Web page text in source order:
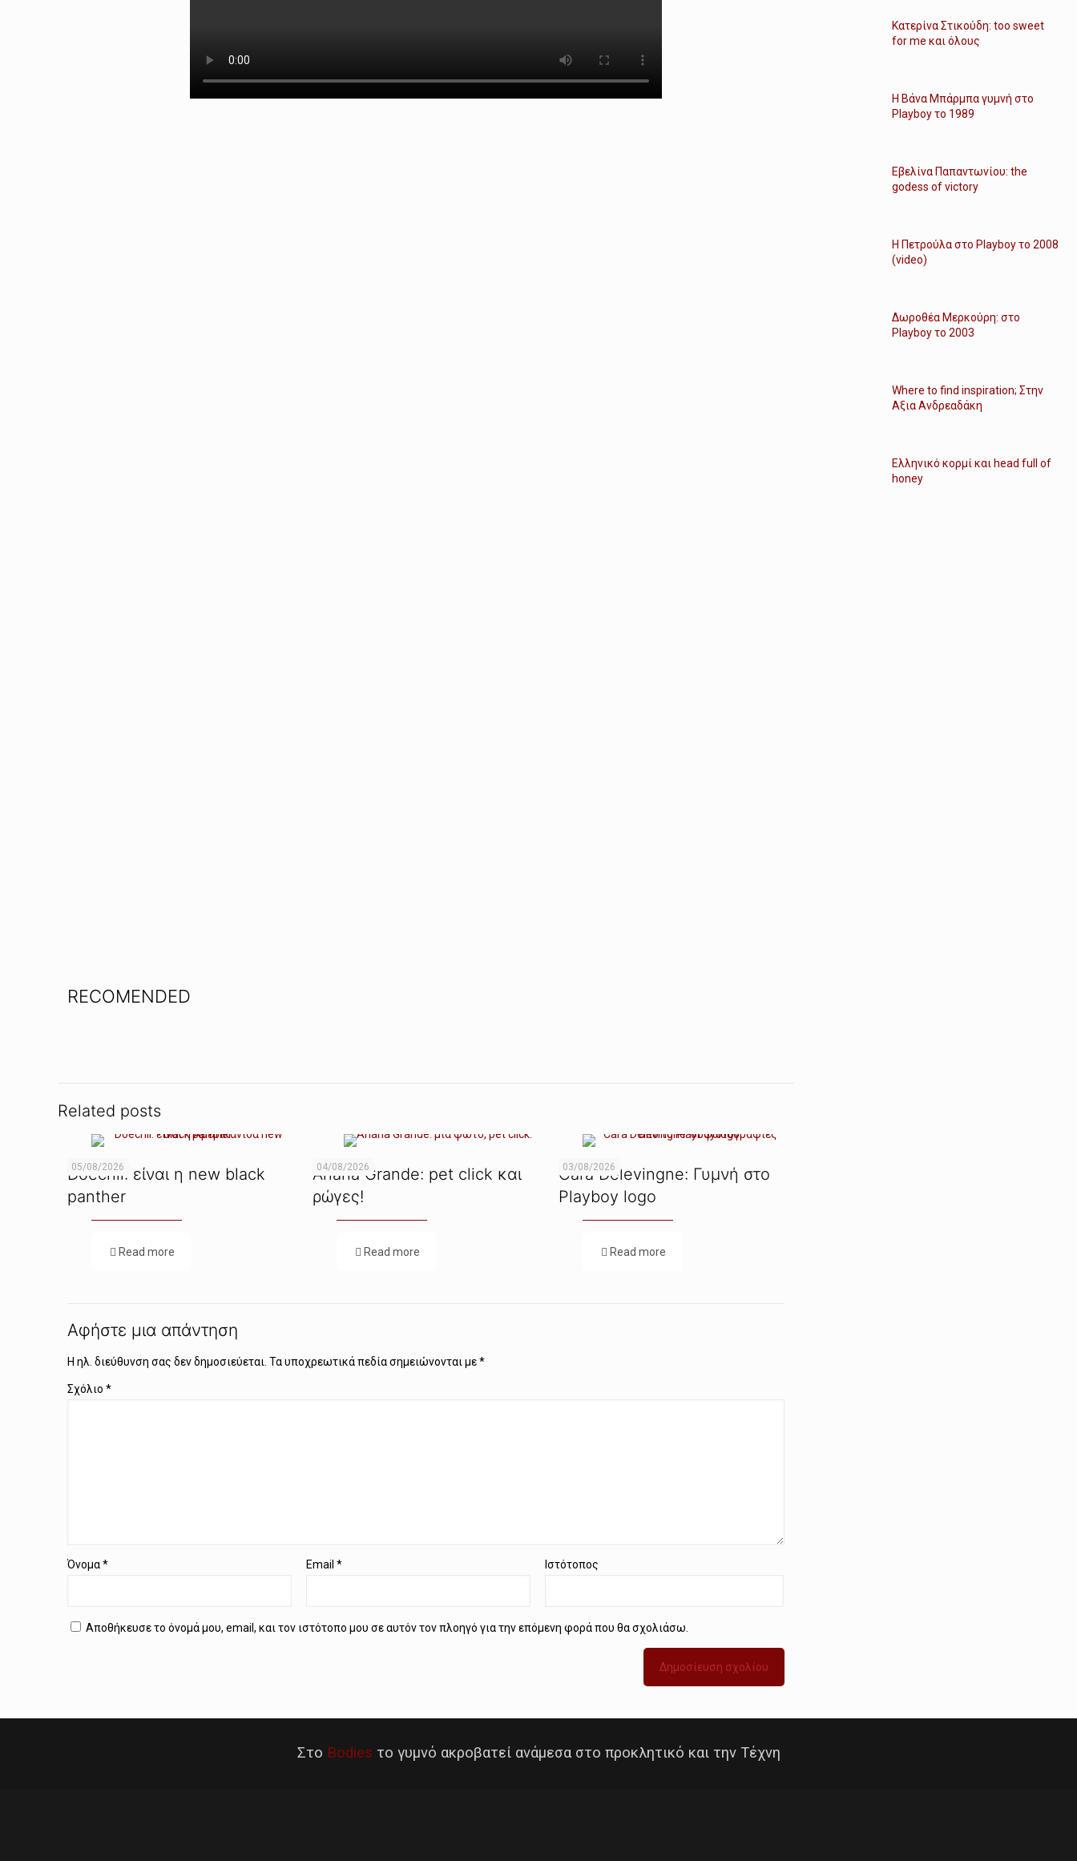
RECOMENDED
Related posts
05/08/2026
Doechii: είναι η new black
panther
Read more
04/08/2026
Ariana Grande: pet click και
ρώγες!
Read more
03/08/2026
Cara Delevingne: Γυμνή στο
Playboy logo
Read more
Αφήστε μια απάντηση
Η ηλ. διεύθυνση σας δεν δημοσιεύεται. Τα υποχρεωτικά πεδία σημειώνονται με*
Σχόλιο *
Όνομα* Email* Ιστότοπος
Αποθήκευσε το όνομά μου, email, και τον ιστότοπο μου σε αυτόν τον πλοηγό για την επόμενη φορά που θα σχολιάσω.
Κατερίνα Στικούδη: too sweet
for me και όλους
Η Βάνα Μπάρμπα γυμνή στο
Playboy το 1989
Εβελίνα Παπαντωνίου: the
godess of victory
Η Πετρούλα στο Playboy το 2008
(video)
Δωροθέα Μερκούρη: στο
Playboy το 2003
Where to find inspiration; Στην
Αξια Ανδρεαδάκη
Ελληνικό κορμί και head full of
honey
Στο Bodies το γυμνό ακροβατεί ανάμεσα στο προκλητικό και την Τέχνη